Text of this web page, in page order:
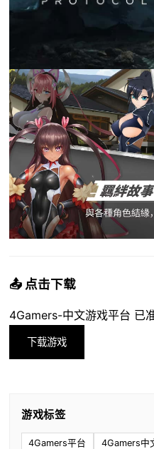
📤 点击下载
4Gamers-中文游戏平台 已
下载游戏
游戏标签
4Gamers平台 4Gamers中